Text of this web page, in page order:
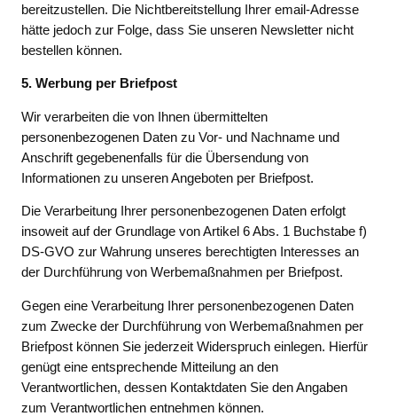
bereitzustellen. Die Nichtbereitstellung Ihrer email-Adresse
hätte jedoch zur Folge, dass Sie unseren Newsletter nicht
bestellen können.
5. Werbung per Briefpost
Wir verarbeiten die von Ihnen übermittelten
personenbezogenen Daten zu Vor- und Nachname und
Anschrift gegebenenfalls für die Übersendung von
Informationen zu unseren Angeboten per Briefpost.
Die Verarbeitung Ihrer personenbezogenen Daten erfolgt
insoweit auf der Grundlage von Artikel 6 Abs. 1 Buchstabe f)
DS-GVO zur Wahrung unseres berechtigten Interesses an
der Durchführung von Werbemaßnahmen per Briefpost.
Gegen eine Verarbeitung Ihrer personenbezogenen Daten
zum Zwecke der Durchführung von Werbemaßnahmen per
Briefpost können Sie jederzeit Widerspruch einlegen. Hierfür
genügt eine entsprechende Mitteilung an den
Verantwortlichen, dessen Kontaktdaten Sie den Angaben
zum Verantwortlichen entnehmen können.